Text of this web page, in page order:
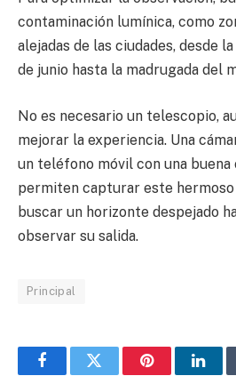
contaminación lumínica, como
alejadas de las ciudades, desde
de junio hasta la madrugada del
No es necesario un telescopio,
mejorar la experiencia. Una
un teléfono móvil con una buena
permiten capturar este hermoso
buscar un horizonte despejado
observar su salida.
Principal
FacebookTwitter Pinterest